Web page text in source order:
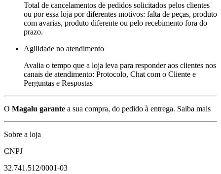
Total de cancelamentos de pedidos solicitados pelos clientes
ou por essa loja por diferentes motivos: falta de peças, produto
com avarias, produto diferente ou pelo recebimento fora do
prazo.
Agilidade no atendimento
Avalia o tempo que a loja leva para responder aos clientes nos
canais de atendimento: Protocolo, Chat com o Cliente e
Perguntas e Respostas
O Magalu garante a sua compra, do pedido à entrega. Saiba mais
Sobre a loja
CNPJ
32.741.512/0001-03